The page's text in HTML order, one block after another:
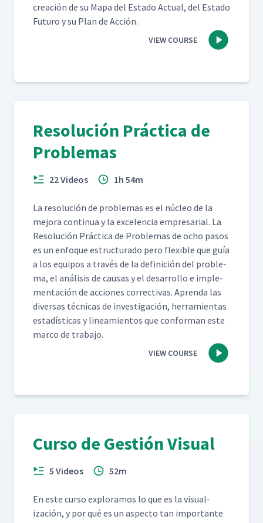
creación de su Mapa del Esta­do Actu­al, del Esta­do
Futuro y su Plan de Acción.
VIEW COURSE
Resolución Práctica de
Problemas
22 Videos 1h 54m
La res­olu­ción de prob­le­mas es el núcleo de la
mejo­ra con­tin­ua y la exce­len­cia empre­sar­i­al. La
Res­olu­ción Prác­ti­ca de Prob­le­mas de ocho pasos
es un enfoque estruc­tura­do pero flex­i­ble que guía
a los equipos a través de la defini­ción del prob­le­
ma, el análi­sis de causas y el desar­rol­lo e imple­
mentación de acciones cor­rec­ti­vas. Apren­da las
diver­sas téc­ni­cas de inves­ti­gación, her­ramien­tas
estadís­ti­cas y lin­eamien­tos que con­for­man este
mar­co de trabajo.
VIEW COURSE
Curso de Gestión Visual
5 Videos 52m
En este cur­so explo­ramos lo que es la visu­al­
ización, y por qué es un aspec­to tan impor­tante